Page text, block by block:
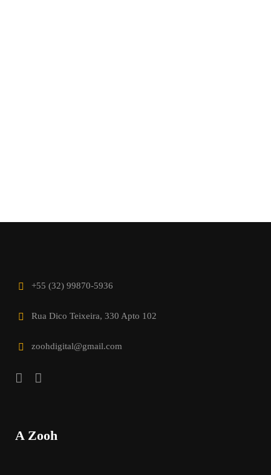
+55 (32) 99870-5936
Rua Dico Teixeira, 330 Apto 102
zoohdigital@gmail.com
A Zooh